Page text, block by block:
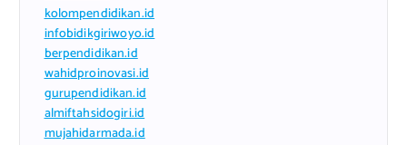
kolompendidikan.id
infobidikgiriwoyo.id
berpendidikan.id
wahidproinovasi.id
gurupendidikan.id
almiftahsidogiri.id
mujahidarmada.id